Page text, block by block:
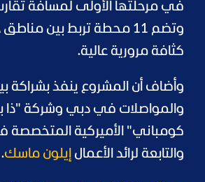
وتضم 11 محطة تربط بين
كثافة مرورية عالية.
وأضاف أن المشروع ينفذ بشراكة
والمواصلات في دبي وشركة "ذا
كومباني" الأميركية المتخصصة
والتابعة لرائد الأعمال إيلون ماسك.